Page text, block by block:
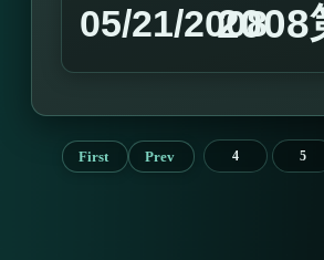
05/21/2008
2008
First Prev 4 5